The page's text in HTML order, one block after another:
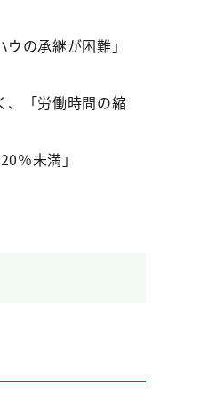
の承継が困難」
、「労働時間の縮
％未満」